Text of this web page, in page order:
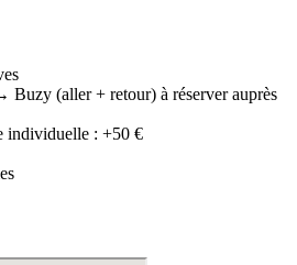
Buzy (aller + retour) à réserver auprès
individuelle : +50 €